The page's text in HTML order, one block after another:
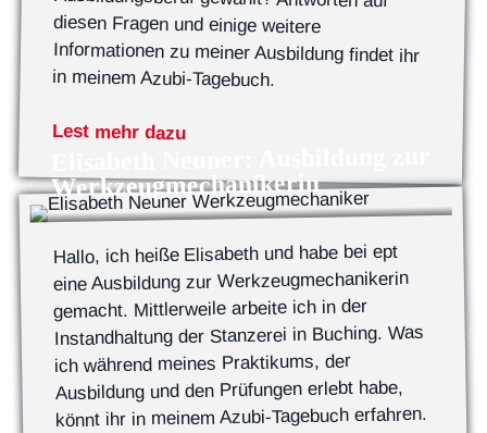
in meinem Azubi-Tagebuch.
Lest mehr dazu
Werkzeugmechanikerin
Hallo, ich heiße Elisabeth und habe bei ept
eine Ausbildung zur Werkzeugmechanikerin
gemacht. Mittlerweile arbeite ich in der
Instandhaltung der Stanzerei in Buching. Was
ich während meines Praktikums, der
Ausbildung und den Prüfungen erlebt habe,
könnt ihr in meinem Azubi-Tagebuch erfahren.